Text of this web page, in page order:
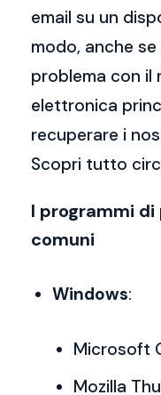
email su un
modo, anche
problema con
elettronica
recuperare i
Scopri tutto
I programmi
comuni
Windows:
Microsoft
Mozilla